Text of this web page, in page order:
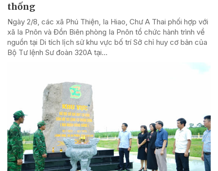
thống
Ngày 2/8, các xã Phú Thiện, Ia Hiao, Chư A Thai phối hợp với
xã Ia Pnôn và Đồn Biên phòng Ia Pnôn tổ chức hành trình về
nguồn tại Di tích lịch sử khu vực bố trí Sở chỉ huy cơ bản của
Bộ Tư lệnh Sư đoàn 320A tại...